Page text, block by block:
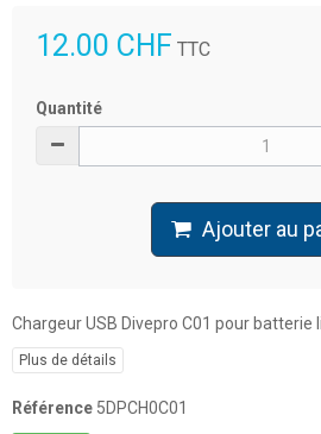
12.00 CHF TTC
Quantité
Ajouter au
Chargeur USB Divepro C01 pour batterie
Plus de détails
Référence 5DPCH0C01